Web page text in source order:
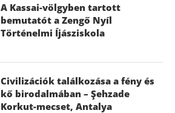
A Kassai-völgyben tartott
bemutatót a Zengő Nyíl
Történelmi Íjásziskola
Civilizációk találkozása a fény és
kő birodalmában – Şehzade
Korkut-mecset, Antalya